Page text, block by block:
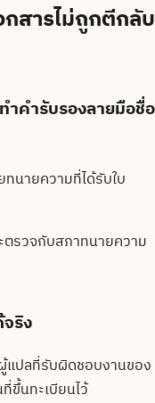
กสารไม่ถูกตีกลับ
คำรับรองลายมือชื่อ
ทนายความที่ได้รับใบ
รวจกับสภาทนายความ
ริง
แปลที่รับผิดชอบงานของ
ขึ้นทะเบียนไว้